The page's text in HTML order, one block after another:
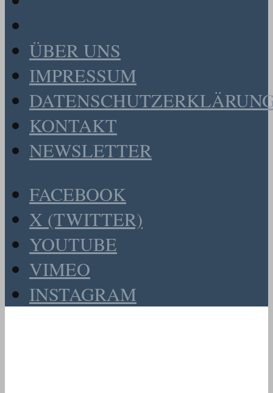
ÜBER UNS
IMPRESSUM
KONTAKT
NEWSLETTER
FACEBOOK
X (TWITTER)
YOUTUBE
VIMEO
INSTAGRAM